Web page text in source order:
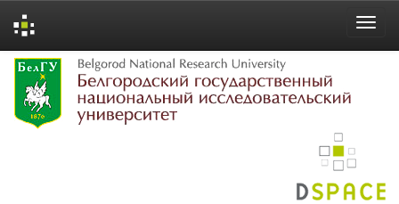
Skip
navigation